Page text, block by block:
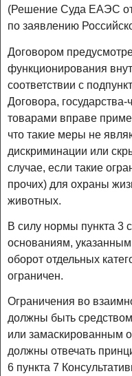
(Решение Суда ЕАЭС
по заявлению
Договором
функционирования
соответствии с
Договора,
товарами вправе
что такие меры не
дискриминации или
случае, если такие
прочих) для охраны
животных.
В силу нормы пункта 3
основаниям, указанным
оборот отдельных
ограничен.
Ограничения во
должны быть
или замаскированным
должны отвечать
6 пункта 7